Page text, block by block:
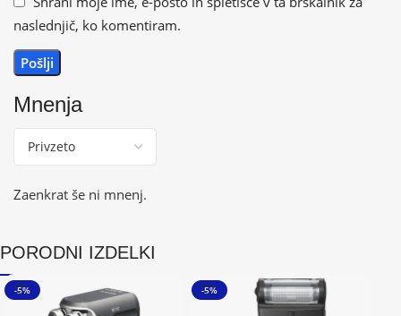
Mnenja
Zaenkrat še ni mnenj.
naslednjič, ko komentiram.
PORODNI IZDELKI
-5% -5%